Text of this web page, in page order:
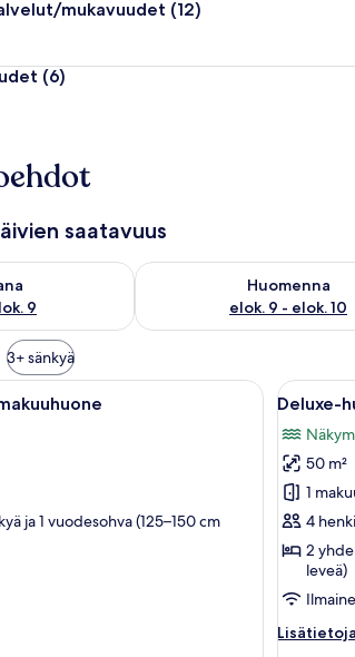
mukavuudet (12)
(6)
saatavuus
9
elok. 8 - elok. 9
Huomenna
elok. 9 - elok. 10
Tarkista huomisen
3+ sänkyä
Moderni hotellihuone, jossa on suuri sänky,
ja 1 vuodesohva (125–150 cm
Avaa
kaikki
Deluxe-
1
kuvat
7
Deluxe-
50 m²
1
4
2
leveä)
Lisätietoja
Lisätietoja